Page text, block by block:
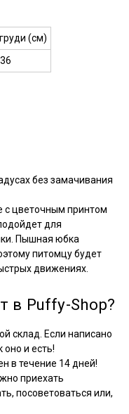
(см)
36
без замачивания
с цветочным принтом
для
Пышная юбка
питомцу будет
движениях.
в Puffy-Shop?
склад. Если написано
оно и есть!
в течение 14 дней!
приехать
посоветоваться или,